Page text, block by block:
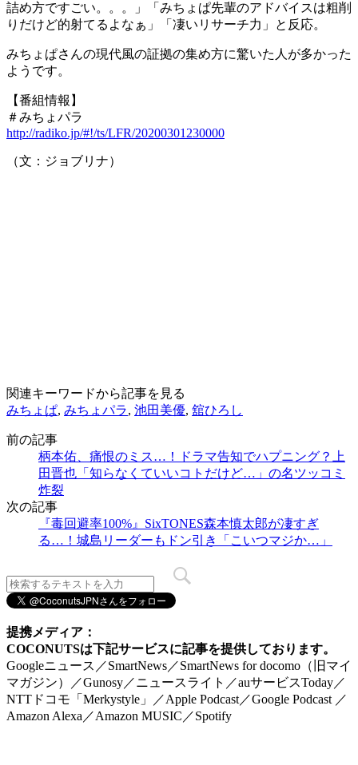
詰め方ですごい。。。」「みちょぱ先輩のアドバイスは粗削
りだけど的射てるよなぁ」「凄いリサーチ力」と反応。
みちょぱさんの現代風の証拠の集め方に驚いた人が多かった
ようです。
【番組情報】
＃みちょパラ
http://radiko.jp/#!/ts/LFR/20200301230000
（文：ジョブリナ）
関連キーワードから記事を見る
みちょぱ, みちょパラ, 池田美優, 舘ひろし
前の記事
柄本佑、痛恨のミス…！ドラマ告知でハプニング？上
田晋也「知らなくていいコトだけど…」の名ツッコミ
炸裂
次の記事
『毒回避率100%』SixTONES森本慎太郎が凄すぎ
る…！城島リーダーもドン引き「こいつマジか…」
提携メディア：
COCONUTSは下記サービスに記事を提供しております。
Googleニュース／SmartNews／SmartNews for docomo（旧マイ
マガジン）／Gunosy／ニュースライト／auサービスToday／
NTTドコモ「Merkystyle」／Apple Podcast／Google Podcast ／
Amazon Alexa／Amazon MUSIC／Spotify